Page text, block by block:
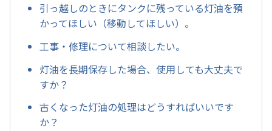
引っ越しのときにタンクに残っている灯油を預
かってほしい（移動してほしい）。
工事・修理について相談したい。
灯油を長期保存した場合、使用しても大丈夫で
すか？
古くなった灯油の処理はどうすればいいです
か？